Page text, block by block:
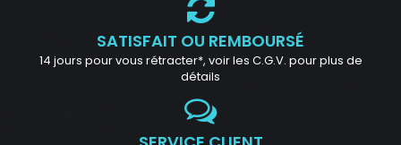
SATISFAIT OU REMBOURSÉ
14 jours pour vous rétracter*, voir les C.G.V. pour plus de
détails